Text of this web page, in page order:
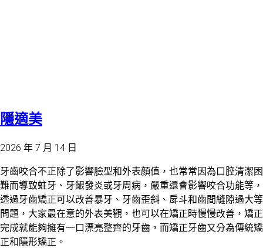
隱適美
2026 年 7 月 14 日
牙齒咬合不正除了影響臉型和外表顏值，也常常因為口腔清潔困
難而導致蛀牙、牙齦發炎或牙周病，嚴重還會影響咬合功能等，
透過牙齒矯正可以改善暴牙、牙齒歪斜、戽斗和齒間縫隙過大等
問題，大家最在意的外表美觀，也可以在矯正時慢慢改善，矯正
完成就能夠擁有一口漂亮整齊的牙齒，而矯正牙齒又分為傳統矯
正和隱形矯正。